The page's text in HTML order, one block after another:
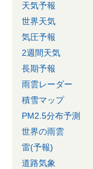
天気予報
世界天気
気圧予報
2週間天気
長期予報
雨雲レーダー
積雪マップ
PM2.5分布予測
世界の雨雲
雷(予報)
道路気象